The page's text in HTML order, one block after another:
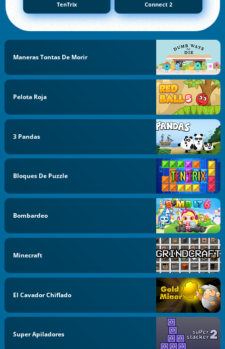
TenTrix Connect 2
Maneras Tontas De Morir
Pelota Roja
3 Pandas
Bloques De Puzzle
Bombardeo
Minecraft
El Cavador Chiflado
Super Apiladores